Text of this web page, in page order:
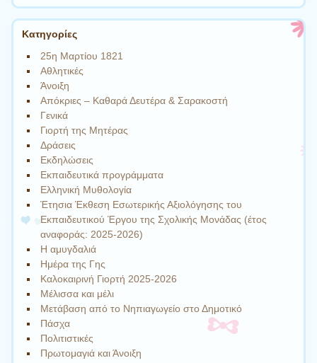
Kατηγορίες
25η Μαρτίου 1821
Αθλητικές
Άνοιξη
Απόκριες – Καθαρά Δευτέρα & Σαρακοστή
Γενικά
Γιορτή της Μητέρας
Δράσεις
Εκδηλώσεις
Εκπαιδευτικά προγράμματα
Ελληνική Μυθολογία
Έτησια Έκθεση Εσωτερικής Αξιολόγησης του
Εκπαιδευτικού Έργου της Σχολικής Μονάδας (έτος
αναφοράς: 2025-2026)
Η αμυγδαλιά
Ημέρα της Γης
Καλοκαιρινή Γιορτή 2025-2026
Μέλισσα και μέλι
Μετάβαση από το Νηπιαγωγείο στο Δημοτικό
Πάσχα
Πολιτιστικές
Πρωτομαγιά και Άνοιξη